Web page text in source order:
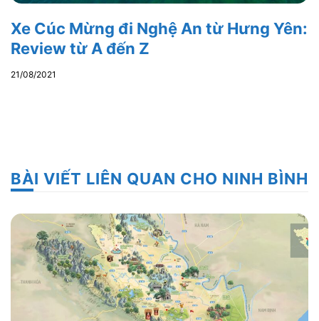
Xe Cúc Mừng đi Nghệ An từ Hưng Yên:
Review từ A đến Z
21/08/2021
BÀI VIẾT LIÊN QUAN CHO NINH BÌNH